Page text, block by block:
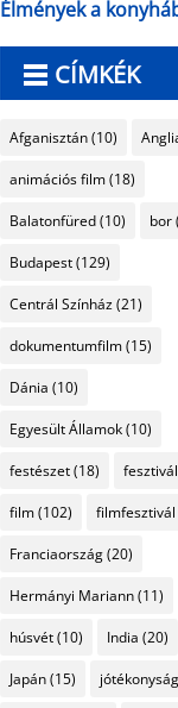
Élmények a
CÍMKÉK
Afganisztán(10)
animációs film(18)
Balatonfüred(10) bor
Budapest(129)
Centrál Színház(21)
dokumentumfilm(15)
Dánia (10)
Egyesült Államok(10)
festészet(18) fesztivál
film(102) filmfesztivál
Franciaország(20)
Hermányi Mariann(11)
húsvét(10) India (20)
Japán(15) jótékonyság